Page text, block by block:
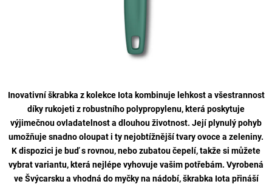
Inovativní škrabka z kolekce Iota kombinuje lehkost a všestrannost
díky rukojeti z robustního polypropylenu, která poskytuje
výjimečnou ovladatelnost a dlouhou životnost. Její plynulý pohyb
umožňuje snadno oloupat i ty nejobtížnější tvary ovoce a zeleniny.
K dispozici je buď s rovnou, nebo zubatou čepelí, takže si můžete
vybrat variantu, která nejlépe vyhovuje vašim potřebám. Vyrobená
ve Švýcarsku a vhodná do myčky na nádobí, škrabka Iota přináší